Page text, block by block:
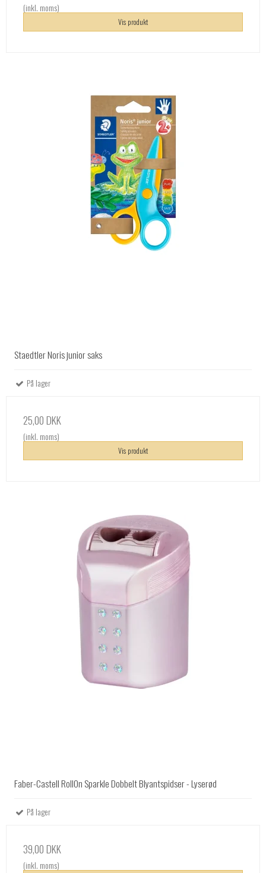
(inkl. moms)
Vis produkt
Staedtler Noris junior saks
På lager
25,00 DKK
(inkl. moms)
Vis produkt
Faber-Castell RollOn Sparkle Dobbelt Blyantspidser - Lyserød
På lager
39,00 DKK
(inkl. moms)